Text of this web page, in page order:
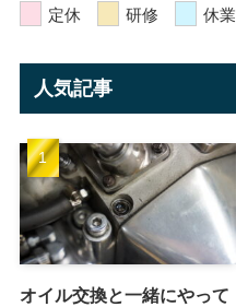
定休 研修 休業
人気記事
オイル交換と一緒にやって